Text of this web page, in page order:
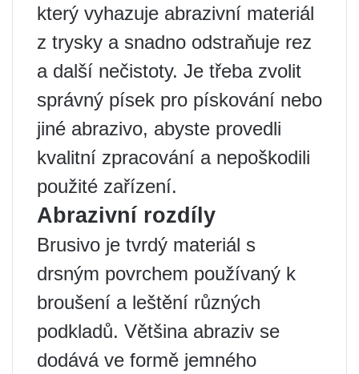
který vyhazuje abrazivní materiál
z trysky a snadno odstraňuje rez
a další nečistoty. Je třeba zvolit
správný písek pro pískování nebo
jiné abrazivo, abyste provedli
kvalitní zpracování a nepoškodili
použité zařízení.
Abrazivní rozdíly
Brusivo je tvrdý materiál s
drsným povrchem používaný k
broušení a leštění různých
podkladů. Většina abraziv se
dodává ve formě jemného